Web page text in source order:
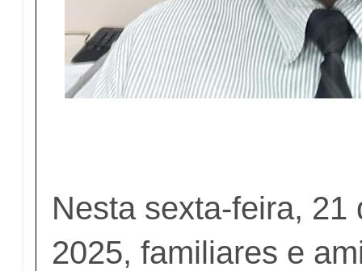
Nesta sexta-feira, 21
2025, familiares e